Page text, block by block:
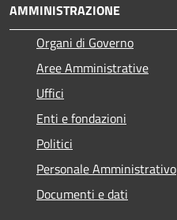
AMMINISTRAZIONE
Organi di Governo
Aree Amministrative
Uffici
Enti e fondazioni
Politici
Personale Amministrativo
Documenti e dati